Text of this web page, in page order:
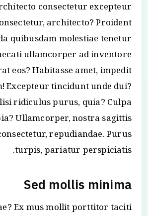
consectetur excepteur
architecto? Proident
quibusdam molestiae tenetur
ullamcorper ad inventore
eos? Habitasse amet, impedit
Excepteur tincidunt unde dui?
ridiculus purus, quia? Culpa
Ullamcorper, nostra sagittis
repudiandae. Purus
turpis, pariatur perspiciatis.
Sed mollis minima
Ex mus mollit porttitor taciti